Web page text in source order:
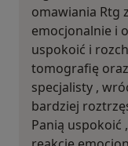
omawiania Rtg
emocjonalnie i
uspokoić i
tomografię
specjalisty ,
bardziej
Panią uspokoić